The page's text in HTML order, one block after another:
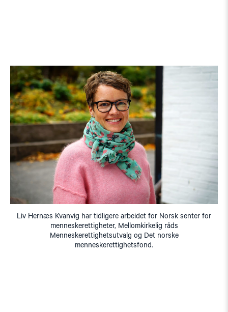
Liv Hernæs Kvanvig har tidligere arbeidet for Norsk senter for
menneskerettigheter, Mellomkirkelig råds
Menneskerettighetsutvalg og Det norske
menneskerettighetsfond.